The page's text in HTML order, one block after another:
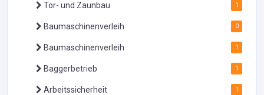
Tor- und Zaunbau 1
Baumaschinenverleih 0
Baumaschinenverleih 1
Baggerbetrieb 1
Arbeitssicherheit 1